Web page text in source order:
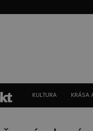
Instinkt
KULTURA KRÁSA